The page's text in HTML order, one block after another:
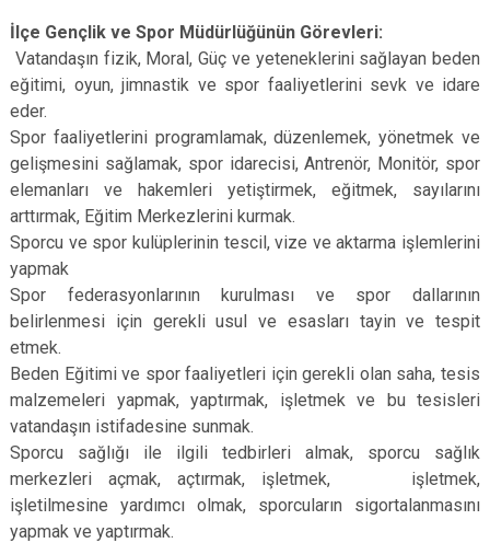
Çatalca
Esenler
Eyüpsultan
Şile
Silivri
Esenyurt
Sancaktepe
İlçe Gençlik ve Spor Müdürlüğünün Görevleri:
Vatandaşın fizik, Moral, Güç ve yeteneklerini sağlayan beden
eğitimi, oyun, jimnastik ve spor faaliyetlerini sevk ve idare
eder.
Spor faaliyetlerini programlamak, düzenlemek, yönetmek ve
gelişmesini sağlamak, spor idarecisi, Antrenör, Monitör, spor
elemanları ve hakemleri yetiştirmek, eğitmek, sayılarını
arttırmak, Eğitim Merkezlerini kurmak.
Sporcu ve spor kulüplerinin tescil, vize ve aktarma işlemlerini
yapmak
Spor federasyonlarının kurulması ve spor dallarının
belirlenmesi için gerekli usul ve esasları tayin ve tespit
etmek.
Beden Eğitimi ve spor faaliyetleri için gerekli olan saha, tesis
malzemeleri yapmak, yaptırmak, işletmek ve bu tesisleri
vatandaşın istifadesine sunmak.
Sporcu sağlığı ile ilgili tedbirleri almak, sporcu sağlık
merkezleri açmak, açtırmak, işletmek, işletmek,
işletilmesine yardımcı olmak, sporcuların sigortalanmasını
yapmak ve yaptırmak.